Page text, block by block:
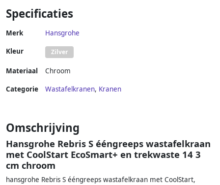
Specificaties
Merk Hansgrohe
Kleur Zilver
Materiaal Chroom
Categorie Wastafelkranen, Kranen
Omschrijving
Hansgrohe Rebris S ééngreeps wastafelkraan
met CoolStart EcoSmart+ en trekwaste 14 3
cm chroom
hansgrohe Rebris S ééngreeps wastafelkraan met CoolStart,